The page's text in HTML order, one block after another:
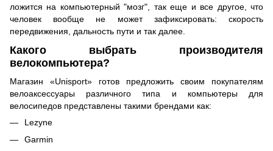
ложится на компьютерный "мозг", так еще и все другое, что
человек вообще не может зафиксировать: скорость
передвижения, дальность пути и так далее.
Какого выбрать производителя
велокомпьютера?
Магазин «Unisport» готов предложить своим покупателям
велоаксессуары различного типа и компьютеры для
велосипедов представлены такими брендами как:
Lezyne
Garmin